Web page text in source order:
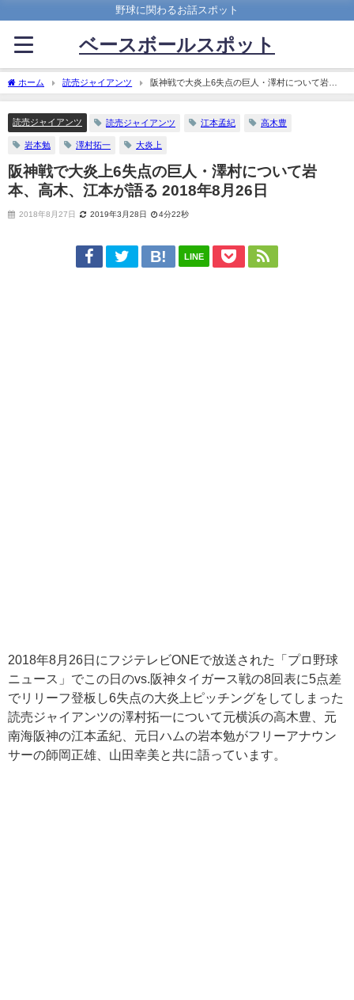
野球に関わるお話スポット
ベースボールスポット
ホーム 読売ジャイアンツ
阪神戦で大炎上6失点の巨人・澤村について岩
本、高木、江本が語る 2018年8月26日
読売ジャイアンツ 読売ジャイアンツ 江本孟紀 高木豊
岩本勉 澤村拓一 大炎上
阪神戦で大炎上6失点の巨人・澤村について岩
本、高木、江本が語る 2018年8月26日
2018年8月27日 2019年3月28日 4分22秒
LINE
2018年8月26日にフジテレビONEで放送された「プロ野球
ニュース」でこの日のvs.阪神タイガース戦の8回表に5点差
でリリーフ登板し6失点の大炎上ピッチングをしてしまった
読売ジャイアンツの澤村拓一について元横浜の高木豊、元
南海阪神の江本孟紀、元日ハムの岩本勉がフリーアナウン
サーの師岡正雄、山田幸美と共に語っています。